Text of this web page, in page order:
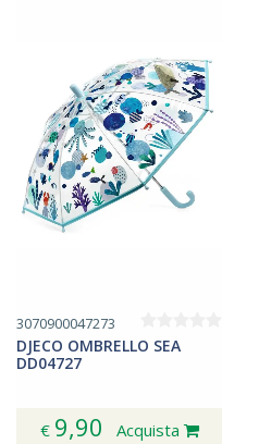
3070900047273
DJECO OMBRELLO SEA
DD04727
€ 9,90 Acquista